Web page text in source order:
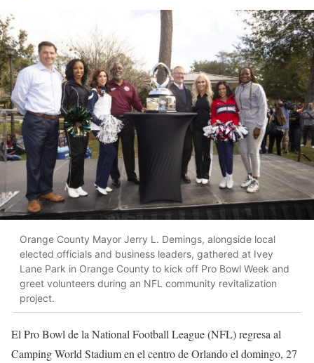
Orange County Mayor Jerry L. Demings, alongside local
elected officials and business leaders, gathered at Ivey
Lane Park in Orange County to kick off Pro Bowl Week and
greet volunteers during an NFL community revitalization
project.
El Pro Bowl de la National Football League (NFL) regresa al
Camping World Stadium en el centro de Orlando el domingo, 27